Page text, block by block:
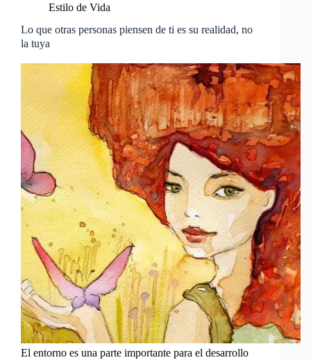
Estilo de Vida
Lo que otras personas piensen de ti es su realidad, no
la tuya
El entorno es una parte importante para el desarrollo